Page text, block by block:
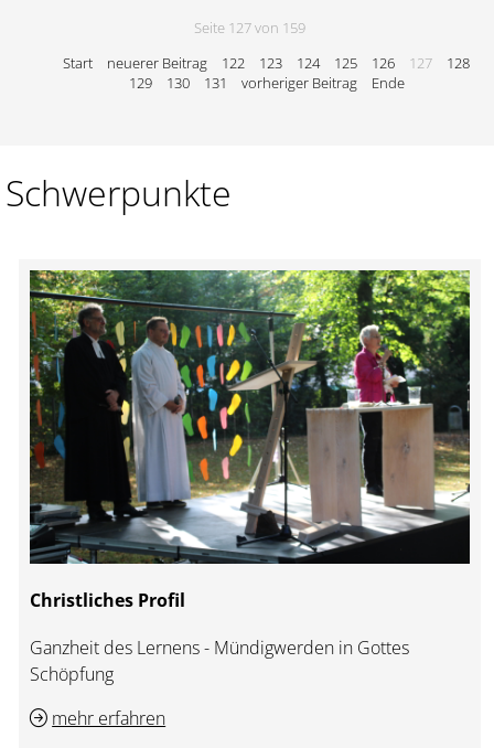
Seite 127 von 159
Start
neuerer Beitrag 122 123 124 125 126 127
128
129
130 131 vorheriger Beitrag Ende
Schwerpunkte
Christliches Profil
Ganzheit des Lernens - Mündigwerden in Gottes
Schöpfung
mehr erfahren